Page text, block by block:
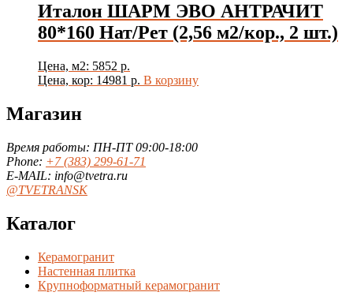
Италон ШАРМ ЭВО АНТРАЧИТ
80*160 Нат/Рет (2,56 м2/кор., 2 шт.)
Цена, м2: 5852 р.
Цена, кор: 14981 р. В корзину
Магазин
Время работы: ПН-ПТ 09:00-18:00
Phone: +7 (383) 299-61-71
E-MAIL: info@tvetra.ru
@TVETRANSK
Каталог
Керамогранит
Настенная плитка
Крупноформатный керамогранит